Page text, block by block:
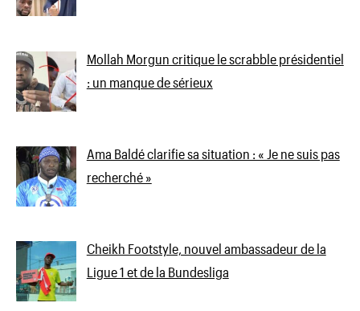
Mollah Morgun critique le scrabble présidentiel
: un manque de sérieux
Ama Baldé clarifie sa situation : « Je ne suis pas
recherché »
Cheikh Footstyle, nouvel ambassadeur de la
Ligue 1 et de la Bundesliga